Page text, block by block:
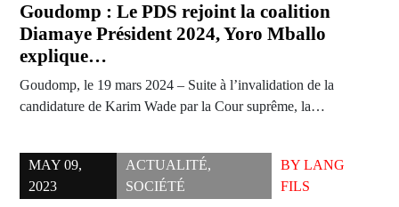
Goudomp : Le PDS rejoint la coalition
Diamaye Président 2024, Yoro Mballo
explique…
Goudomp, le 19 mars 2024 – Suite à l’invalidation de la
candidature de Karim Wade par la Cour suprême, la…
MAY 09,
2023
ACTUALITÉ,
SOCIÉTÉ
BYLANG
FILS